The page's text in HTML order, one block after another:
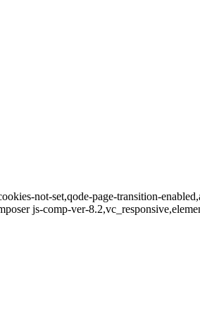
not-set,qode-page-transition-
js-comp-ver-